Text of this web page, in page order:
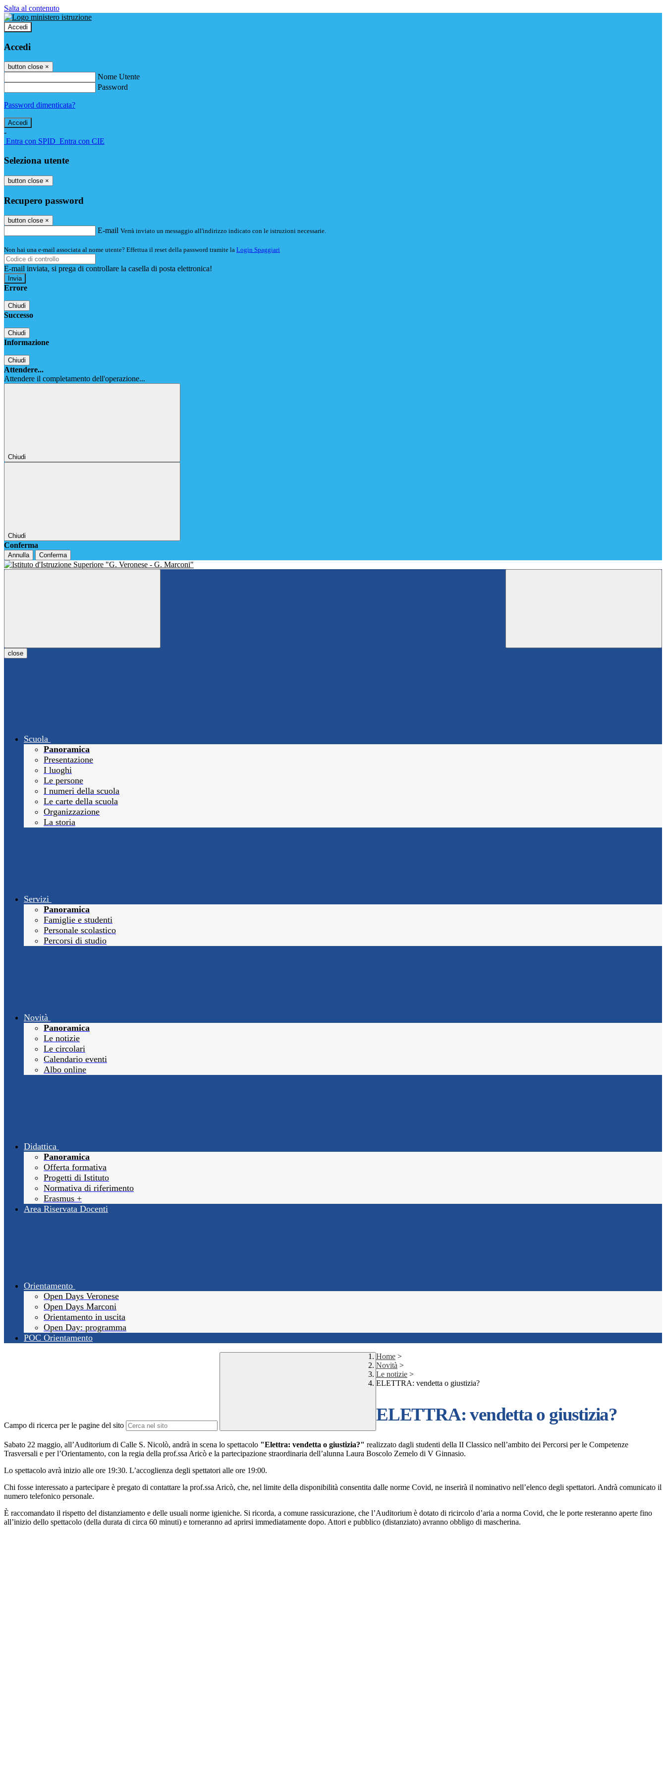
Salta al contenuto
Accedi
Accedi
button close ×
Nome Utente
Password
Password dimenticata?
-
Entra con SPID Entra con CIE
Seleziona utente
button close ×
Recupero password
button close ×
E-mail Verrà inviato un messaggio all'indirizzo indicato con le istruzioni necessarie.
Non hai una e-mail associata al nome utente? Effettua il reset della password tramite la Login Spaggiari
E-mail inviata, si prega di controllare la casella di posta elettronica!
Errore
Chiudi
Successo
Chiudi
Informazione
Chiudi
Attendere...
Attendere il completamento dell'operazione...
Chiudi
Chiudi
Conferma
Annulla Conferma
close
Scuola
Panoramica
Presentazione
I luoghi
Le persone
I numeri della scuola
Le carte della scuola
Organizzazione
La storia
Servizi
Panoramica
Famiglie e studenti
Personale scolastico
Percorsi di studio
Novità
Panoramica
Le notizie
Le circolari
Calendario eventi
Albo online
Didattica
Panoramica
Offerta formativa
Progetti di Istituto
Normativa di riferimento
Erasmus +
Area Riservata Docenti
Orientamento
Open Days Veronese
Open Days Marconi
Orientamento in uscita
Open Day: programma
POC Orientamento
Campo di ricerca per le pagine del sito
Home >
Novità >
Le notizie >
ELETTRA: vendetta o giustizia?
ELETTRA: vendetta o giustizia?
Sabato 22 maggio, all’Auditorium di Calle S. Nicolò, andrà in scena lo spettacolo "Elettra: vendetta o giustizia?" realizzato dagli studenti della II Classico nell’ambito dei Percorsi per le Competenze
Trasversali e per l’Orientamento, con la regia della prof.ssa Aricò e la partecipazione straordinaria dell’alunna Laura Boscolo Zemelo di V Ginnasio.
Lo spettacolo avrà inizio alle ore 19:30. L’accoglienza degli spettatori alle ore 19:00.
Chi fosse interessato a partecipare è pregato di contattare la prof.ssa Aricò, che, nel limite della disponibilità consentita dalle norme Covid, ne inserirà il nominativo nell’elenco degli spettatori. Andrà comunicato il
numero telefonico personale.
È raccomandato il rispetto del distanziamento e delle usuali norme igieniche. Si ricorda, a comune rassicurazione, che l’Auditorium è dotato di ricircolo d’aria a norma Covid, che le porte resteranno aperte fino
all’inizio dello spettacolo (della durata di circa 60 minuti) e torneranno ad aprirsi immediatamente dopo. Attori e pubblico (distanziato) avranno obbligo di mascherina.